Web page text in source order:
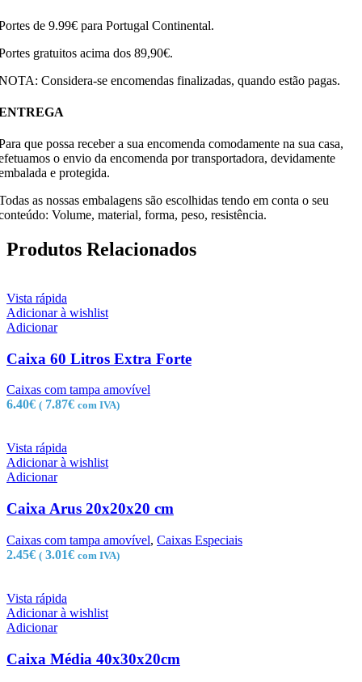
de 9.99€ para Portugal Continental.
gratuitos acima dos 89,90€.
Considera-se encomendas finalizadas, quando estão pagas.
que possa receber a sua encomenda comodamente na sua casa,
o envio da encomenda por transportadora, devidamente
e protegida.
as nossas embalagens são escolhidas tendo em conta o seu
Volume, material, forma, peso, resistência.
Produtos Relacionados
Vista rápida
Adicionar à wishlist
Adicionar
Caixa 60 Litros Extra Forte
Caixas com tampa amovível
6.40€ ( 7.87€ com IVA)
Vista rápida
Adicionar à wishlist
Adicionar
Caixa Arus 20x20x20 cm
Caixas com tampa amovível, Caixas Especiais
2.45€ ( 3.01€ com IVA)
Vista rápida
Adicionar à wishlist
Adicionar
Caixa Média 40x30x20cm